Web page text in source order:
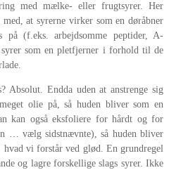
med mælke- eller frugtsyrer. Her
at syrerne virker som en døråbner
på (f.eks. arbejdsomme peptider, A-
som en pletfjerner i forhold til de
Absolut. Endda uden at anstrenge sig
olie på, så huden bliver som en
kan også eksfoliere for hårdt og for
… vælg sidstnævnte), så huden bliver
vi forstår ved glød. En grundregel
og lagre forskellige slags syrer. Ikke